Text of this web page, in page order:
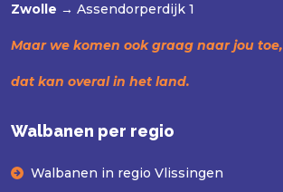
Zwolle → Assendorperdijk 1
Maar we komen ook graag naar jou toe,
dat kan overal in het land.
Walbanen per regio
Walbanen in regio Vlissingen